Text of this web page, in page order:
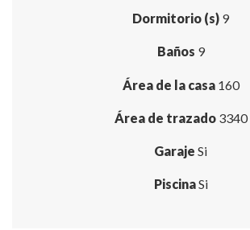
Dormitorio (s) 9
Baños 9
Área de la casa160
Área de trazado3340
Garaje Si
PiscinaSi